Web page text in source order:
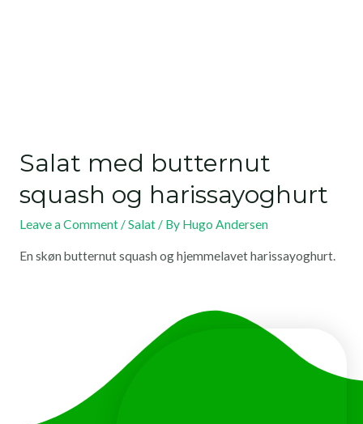
Salat med butternut
squash og harissayoghurt
Leave a Comment /Salat/ By Hugo Andersen
En skøn butternut squash og hjemmelavet harissayoghurt.